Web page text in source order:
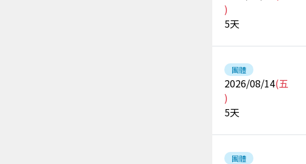
)
5天
團體
2026/08/14(五
)
5天
團體